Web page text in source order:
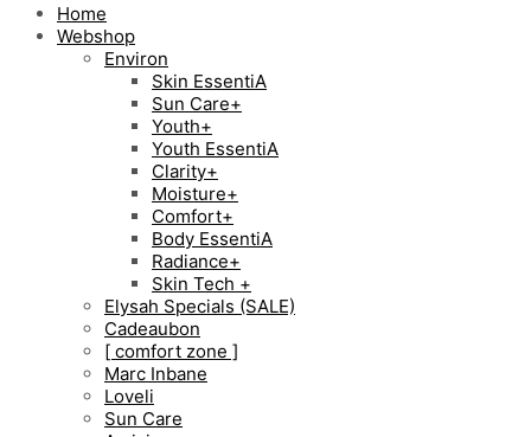
Home
Webshop
Environ
Skin EssentiA
Sun Care+
Youth+
Youth EssentiA
Clarity+
Moisture+
Comfort+
Body EssentiA
Radiance+
Skin Tech +
Elysah Specials (SALE)
Cadeaubon
[ comfort zone ]
Marc Inbane
Loveli
Sun Care